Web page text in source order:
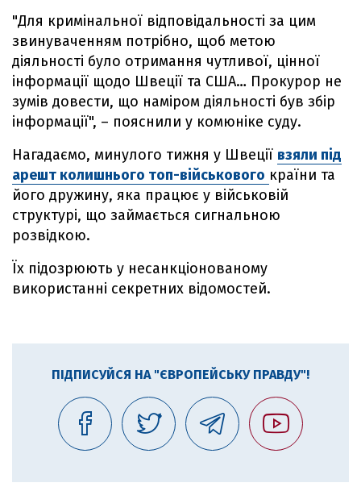
"Для кримінальної відповідальності за цим
звинуваченням потрібно, щоб метою
діяльності було отримання чутливої, цінної
інформації щодо Швеції та США… Прокурор не
зумів довести, що наміром діяльності був збір
інформації", – пояснили у комюніке суду.
Нагадаємо, минулого тижня у Швеції взяли під
арешт колишнього топ-військового країни та
його дружину, яка працює у військовій
структурі, що займається сигнальною
розвідкою.
Їх підозрюють у несанкціонованому
використанні секретних відомостей.
ПІДПИСУЙСЯ НА "ЄВРОПЕЙСЬКУ ПРАВДУ"!